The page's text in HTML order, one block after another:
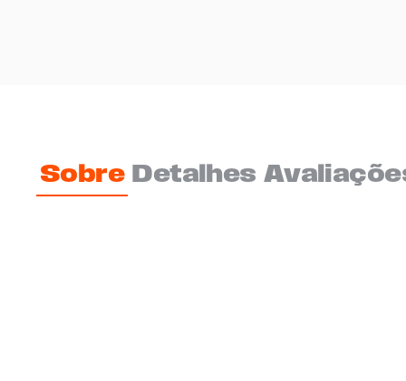
Sobre Detalhes